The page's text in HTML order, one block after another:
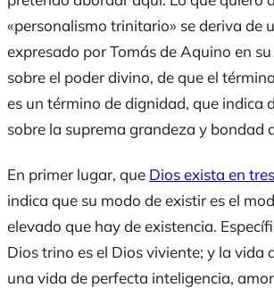
«personalismo trinitario» se deriva de
expresado por Tomás de Aquino en
sobre el poder divino, de que el
es un término de dignidad, que indica
sobre la suprema grandeza y bondad
En primer lugar, que Dios exista en tres
indica que su modo de existir es el
elevado que hay de existencia.
Dios trino es el Dios viviente; y la vida
una vida de perfecta inteligencia,